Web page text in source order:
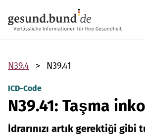
N39.4 N39.41
ICD-Code
N39.41: Taşma
İdrarınızı artık gerektiği gibi